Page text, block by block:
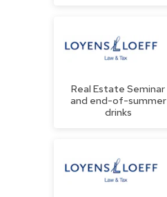
Real Estate Seminar
and end-of-summer
drinks